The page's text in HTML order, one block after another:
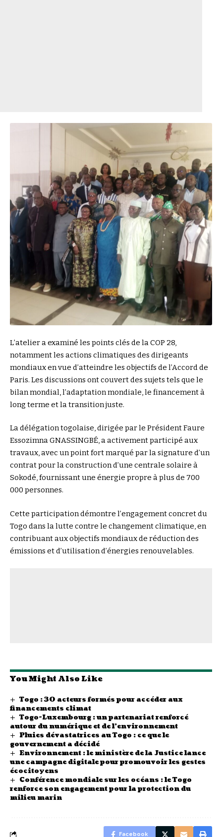
L’atelier a examiné les points clés de la COP 28,
notamment les actions climatiques des dirigeants
mondiaux en vue d’atteindre les objectifs de l’Accord de
Paris. Les discussions ont couvert des sujets tels que le
bilan mondial, l’adaptation mondiale, le financement à
long terme et la transition juste.
La délégation togolaise, dirigée par le Président Faure
Essozimna GNASSINGBÉ, a activement participé aux
travaux, avec un point fort marqué par la signature d’un
contrat pour la construction d’une centrale solaire à
Sokodé, fournissant une énergie propre à plus de 700
000 personnes.
Cette participation démontre l’engagement concret du
Togo dans la lutte contre le changement climatique, en
contribuant aux objectifs mondiaux de réduction des
émissions et d’utilisation d’énergies renouvelables.
You Might Also Like
Togo : 30 acteurs formés pour accéder aux
financements climat
Togo-Luxembourg : un partenariat renforcé
autour du numérique et de l’environnement
Pluies dévastatrices au Togo : ce que le
gouvernement a décidé
Environnement : le ministère de la Justice lance
une campagne digitale pour promouvoir les gestes
écocitoyens
Conférence mondiale sur les océans : le Togo
renforce son engagement pour la protection du
milieu marin
Facebook